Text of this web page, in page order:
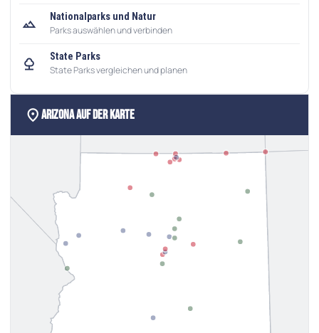
landscape
Nationalparks und Natur
Parks auswählen und verbinden
nature
State Parks
State Parks vergleichen und planen
location_onArizona auf der Karte